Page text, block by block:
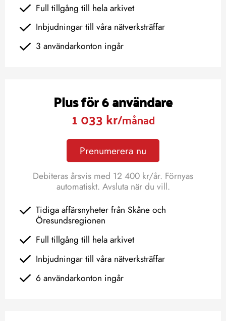
Full tillgång till hela arkivet
Inbjudningar till våra nätverksträffar
3 användarkonton ingår
Plus för 6 användare
1 033 kr/månad
Prenumerera nu
Debiteras årsvis med 12 400 kr/år. Förnyas
automatiskt. Avsluta när du vill.
Tidiga affärsnyheter från Skåne och
Öresundsregionen
Full tillgång till hela arkivet
Inbjudningar till våra nätverksträffar
6 användarkonton ingår